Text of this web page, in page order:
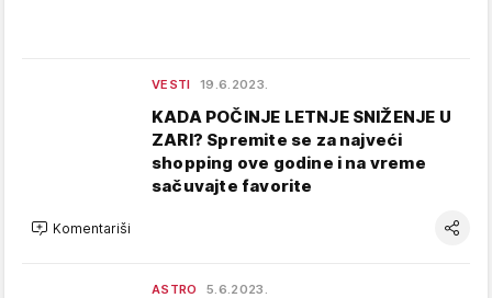
VESTI 19.6.2023.
KADA POČINJE LETNJE SNIŽENJE U
ZARI? Spremite se za najveći
shopping ove godine i na vreme
sačuvajte favorite
Komentariši
ASTRO 5.6.2023.